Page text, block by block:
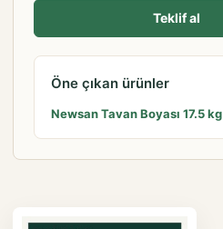
Teklif al
Öne çıkan ürünler
Newsan Tavan Boyası 17.5 kg